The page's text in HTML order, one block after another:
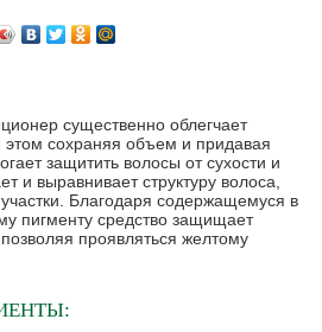
существенно облегчает
этом сохраняя объем и придавая
защитить волосы от сухости и
и выравнивает структуру волоса,
Благодаря содержащемуся в
пигменту средство защищает
проявляться желтому